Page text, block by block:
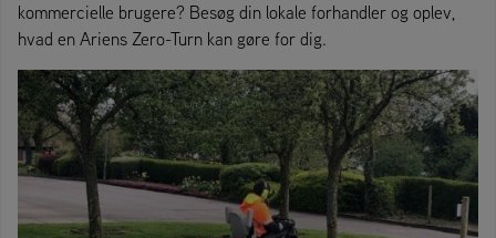
kommercielle brugere? Besøg din lokale forhandler og oplev,
hvad en Ariens Zero-Turn kan gøre for dig.